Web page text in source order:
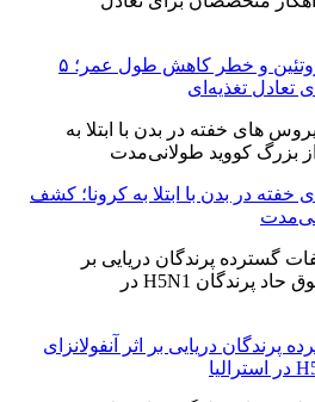
مصرف بیش از حد پروتئین و خطر کاهش طول عمر؛ ۵
تعادل تغذیه‌ای
در بدن با ابتلا به کرونا؛ کشف
پرندگان دریایی بر اثر آنفولانزای